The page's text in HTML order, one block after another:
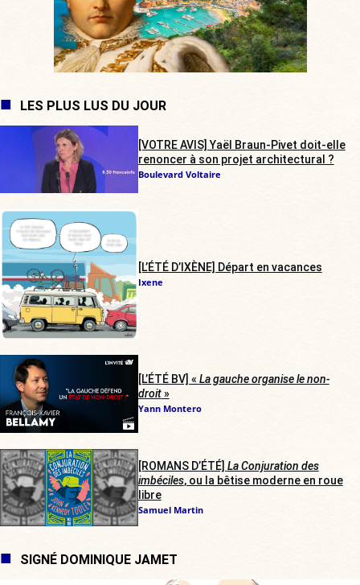
LES PLUS LUS DU JOUR
[VOTRE AVIS] Yaël Braun-Pivet doit-elle
renoncer à son projet architectural ?
Boulevard Voltaire
[L’ÉTÉ D’IXÈNE] Départ en vacances
Ixene
[L’ÉTÉ BV] « La gauche organise le non-
droit»
Yann Montero
[ROMANS D’ÉTÉ] La Conjuration des
imbéciles, ou la bêtise moderne en roue
libre
Samuel Martin
SIGNÉ DOMINIQUE JAMET